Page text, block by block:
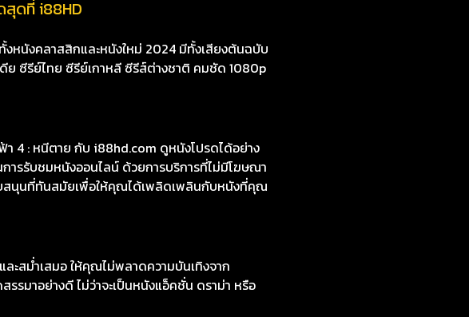
สุดที่ i88HD
งหนังคลาสสิกและหนังใหม่ 2024 มีทั้งเสียงต้นฉบับ
ซีรีย์ไทย ซีรีย์เกาหลี ซีรีส์ต่างชาติ คมชัด 1080p
4 : หนีตาย กับ i88hd.com ดูหนังโปรดได้อย่าง
การรับชมหนังออนไลน์ ด้วยการบริการที่ไม่มีโฆษณา
สนุนที่ทันสมัยเพื่อให้คุณได้เพลิดเพลินกับหนังที่คุณ
ะสม่ำเสมอ ให้คุณไม่พลาดความบันเทิงจาก
รมาอย่างดี ไม่ว่าจะเป็นหนังแอ็คชั่น ดราม่า หรือ